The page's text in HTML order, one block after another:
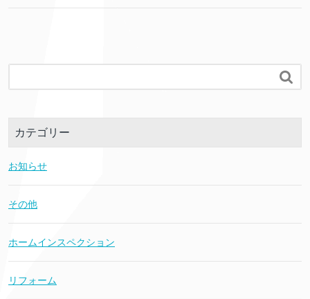

カテゴリー
お知らせ
その他
ホームインスペクション
リフォーム